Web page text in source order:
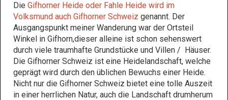
Die Gifhorner Heide oder Fahle Heide wird im
Volksmund auch Gifhorner Schweiz genannt. Der
Ausgangspunkt meiner Wanderung war der Ortsteil
Winkel in Gifhorn,dieser alleine ist schon sehenswert
durch viele traumhafte Grundstücke und Villen / Häuser.
Die Gifhorner Schweiz ist eine Heidelandschaft, welche
geprägt wird durch den üblichen Bewuchs einer Heide.
Nicht nur die Gifhorner Schweiz bietet eine tolle Auszeit
in einer herrlichen Natur, auch die Landschaft drumherum